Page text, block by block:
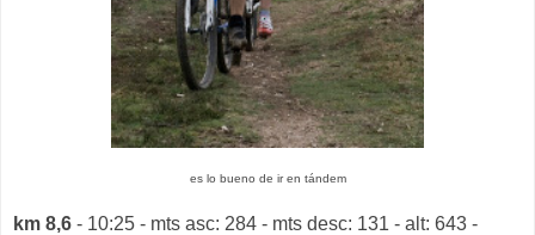
es lo bueno de ir en tándem
km 8,6 - 10:25 - mts asc: 284 - mts desc: 131 - alt: 643 -